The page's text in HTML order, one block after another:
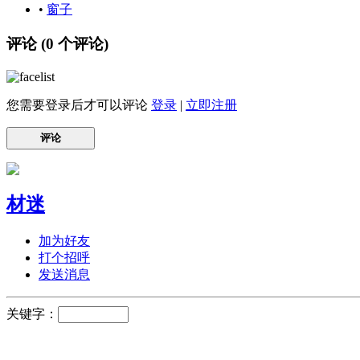
• 窗子
评论 (0 个评论)
您需要登录后才可以评论 登录 | 立即注册
评论
材迷
加为好友
打个招呼
发送消息
关键字：